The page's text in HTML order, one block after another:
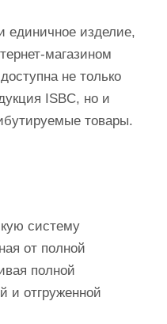
единичное изделие,
магазином
не только
ISBC, но и
товары.
систему
от полной
полной
и отгруженной